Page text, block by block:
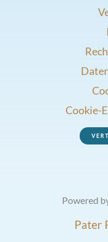
Cookie-
Powered
Pater